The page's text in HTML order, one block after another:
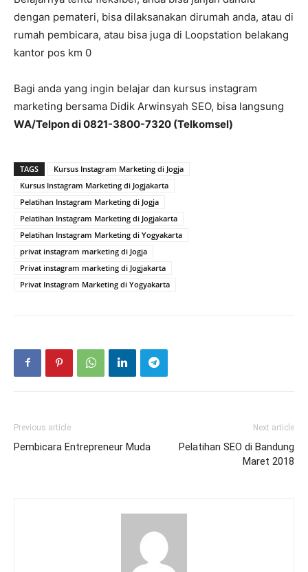
dengan pemateri, bisa dilaksanakan dirumah anda, atau di
rumah pembicara, atau bisa juga di Loopstation belakang
kantor pos km 0
Bagi anda yang ingin belajar dan kursus instagram
marketing bersama Didik Arwinsyah SEO, bisa langsung
WA/Telpon di 0821-3800-7320 (Telkomsel)
TAGS
Kursus Instagram Marketing di Jogja
Kursus Instagram Marketing di Jogjakarta
Pelatihan Instagram Marketing di Jogja
Pelatihan Instagram Marketing di Jogjakarta
Pelatihan Instagram Marketing di Yogyakarta
privat instagram marketing di Jogja
Privat instagram marketing di Jogjakarta
Privat Instagram Marketing di Yogyakarta
Previous article
Pembicara Entrepreneur Muda
Next article
Pelatihan SEO di Bandung
Maret 2018